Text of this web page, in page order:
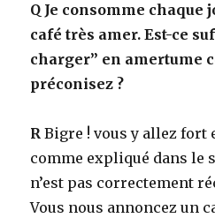
Q Je consomme chaque
café très amer. Est-ce
charger” en amertume
préconisez ?
RBigre ! vous y allez fort
comme expliqué dans le
n’est pas correctement
Vous nous annoncez un